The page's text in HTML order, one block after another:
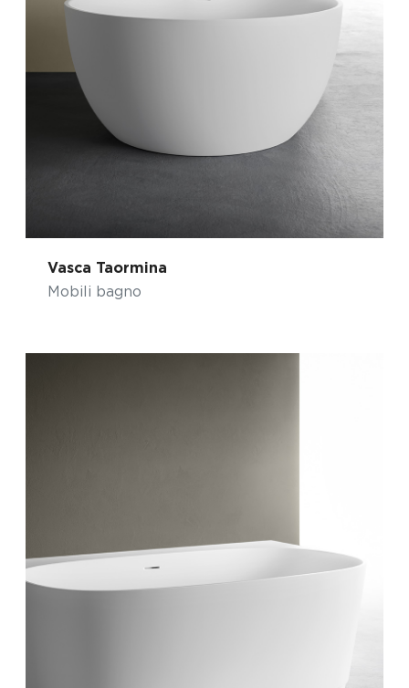
Vasca Taormina
Mobili bagno